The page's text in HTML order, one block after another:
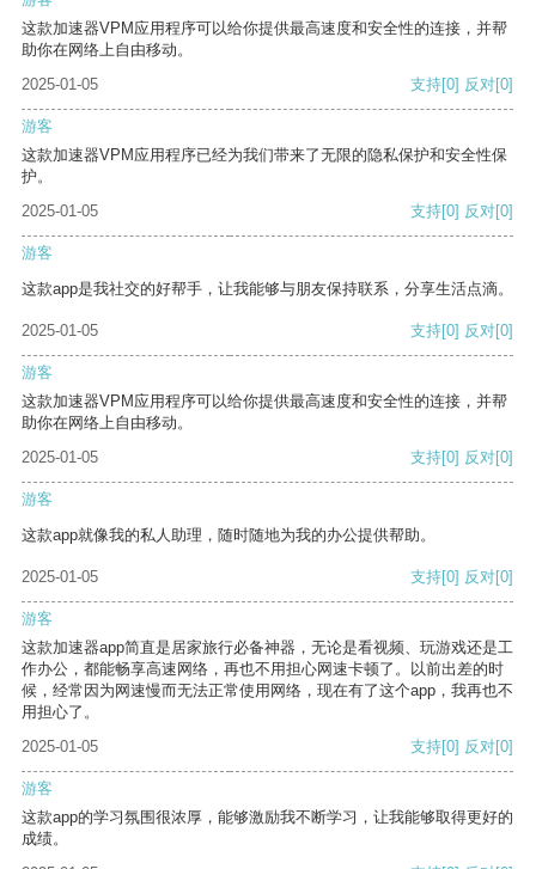
这款加速器VPM应用程序可以给你提供最高速度和安全性的连接，并帮
助你在网络上自由移动。
2025-01-05
支持[0] 反对[0]
游客
这款加速器VPM应用程序已经为我们带来了无限的隐私保护和安全性保
护。
2025-01-05
支持[0] 反对[0]
游客
这款app是我社交的好帮手，让我能够与朋友保持联系，分享生活点滴。
2025-01-05 支持[0] 反对[0]
游客
这款加速器VPM应用程序可以给你提供最高速度和安全性的连接，并帮
助你在网络上自由移动。
2025-01-05
支持[0] 反对[0]
游客
这款app就像我的私人助理，随时随地为我的办公提供帮助。
2025-01-05 支持[0] 反对[0]
游客
这款加速器app简直是居家旅行必备神器，无论是看视频、玩游戏还是工
作办公，都能畅享高速网络，再也不用担心网速卡顿了。以前出差的时
候，经常因为网速慢而无法正常使用网络，现在有了这个app，我再也不
用担心了。
2025-01-05
支持[0] 反对[0]
游客
这款app的学习氛围很浓厚，能够激励我不断学习，让我能够取得更好的
成绩。